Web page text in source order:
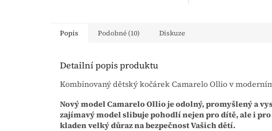
Popis Podobné (10) Diskuze
Detailní popis produktu
Kombinovaný dětský kočárek Camarelo Ollio v
Nový model Camarelo Ollio je odolný, promyšlený a
zajímavý model slibuje pohodlí nejen pro dítě, ale i
kladen velký důraz na bezpečnost Vašich dětí.